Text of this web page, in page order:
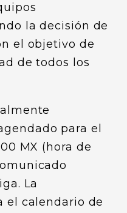
la decisión de
el objetivo de
de todos los
para el
MX (hora de
La
el calendario de